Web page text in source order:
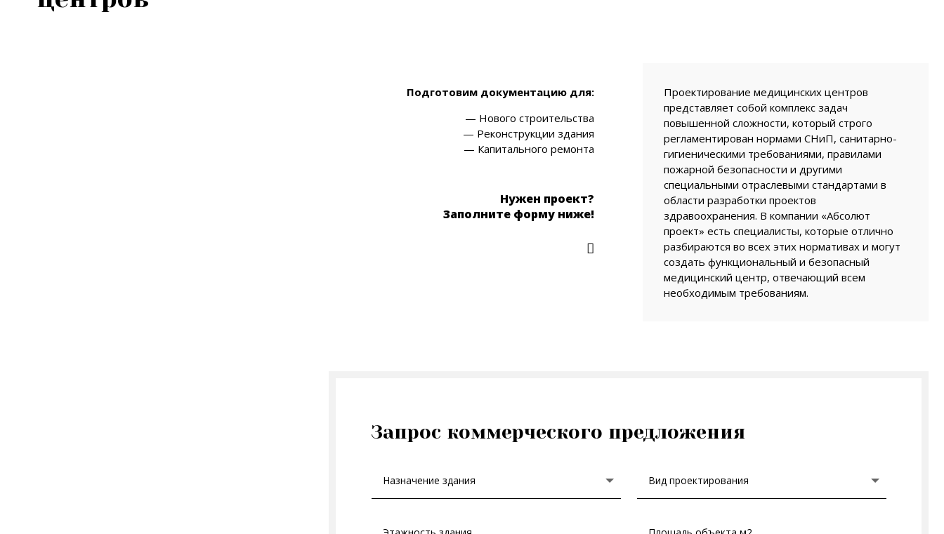
Подготовим документацию для:
— Нового строительства
— Реконструкции здания
— Капитального ремонта
Нужен проект?
Заполните форму ниже!

Проектирование медицинских центров
представляет собой комплекс задач
повышенной сложности, который строго
регламентирован нормами СНиП, санитарно-
гигиеническими требованиями, правилами
пожарной безопасности и другими
специальными отраслевыми стандартами в
области разработки проектов
здравоохранения. В компании «Абсолют
проект» есть специалисты, которые отлично
разбираются во всех этих нормативах и могут
создать функциональный и безопасный
медицинский центр, отвечающий всем
необходимым требованиям.
Запрос коммерческого предложения